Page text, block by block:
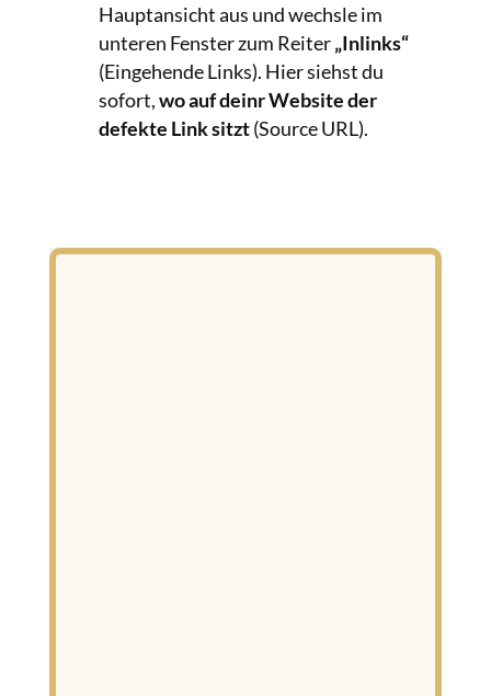
Hauptansicht aus und wechsle im
unteren Fenster zum Reiter„Inlinks“
(Eingehende Links). Hier siehst du
sofort,wo auf deinr Website der
defekte Link sitzt(Source URL).